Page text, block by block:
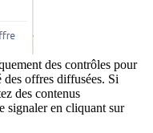
des contrôles pour
offres diffusées. Si
des contenus
signaler en cliquant sur